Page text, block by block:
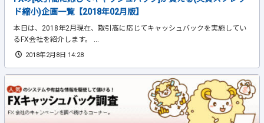
ド縮小)企画一覧【2018年02月版】
本日は、2018年2月現在、取引高に応じてキャッシュバックを実施してい
るFX会社を紹介します。 ...
2018年2月8日 14:28